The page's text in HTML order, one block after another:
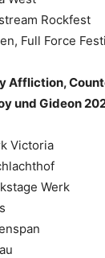
Rockfest
Full Force
Affliction,
und Gideon
Victoria
Werk